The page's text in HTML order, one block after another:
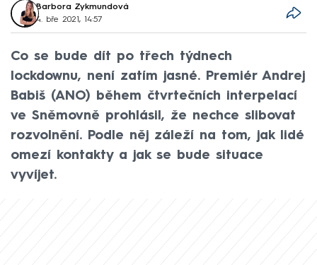
Barbora Zykmundová
4. bře 2021, 14:57
Co se bude dít po třech týdnech
lockdownu, není zatím jasné. Premiér Andrej
Babiš (ANO) během čtvrtečních interpelací
ve Sněmovně prohlásil, že nechce slibovat
rozvolnění. Podle něj záleží na tom, jak lidé
omezí kontakty a jak se bude situace
vyvíjet.